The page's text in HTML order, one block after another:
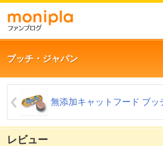
ブッチ・ジャパン
無添加キャットフード ブッ
レビュー